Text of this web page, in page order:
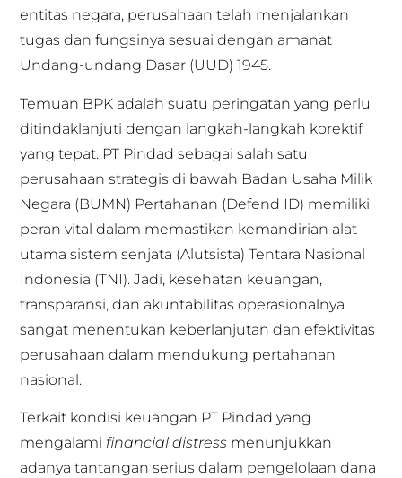
entitas negara, perusahaan telah menjalankan
tugas dan fungsinya sesuai dengan amanat
Undang-undang Dasar (UUD) 1945.
Temuan BPK adalah suatu peringatan yang perlu
ditindaklanjuti dengan langkah-langkah korektif
yang tepat. PT Pindad sebagai salah satu
perusahaan strategis di bawah Badan Usaha Milik
Negara (BUMN) Pertahanan (Defend ID) memiliki
peran vital dalam memastikan kemandirian alat
utama sistem senjata (Alutsista) Tentara Nasional
Indonesia (TNI). Jadi, kesehatan keuangan,
transparansi, dan akuntabilitas operasionalnya
sangat menentukan keberlanjutan dan efektivitas
perusahaan dalam mendukung pertahanan
nasional.
Terkait kondisi keuangan PT Pindad yang
mengalami financial distress menunjukkan
adanya tantangan serius dalam pengelolaan dana